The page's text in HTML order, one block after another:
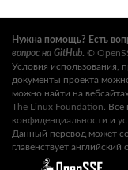
Нужна помощь? Есть
вопрос на GitHub. ©
Условия использования,
документы проекта
можно найти на
The Linux Foundation .
конфиденциальности и
Данный перевод может
главенствует английский